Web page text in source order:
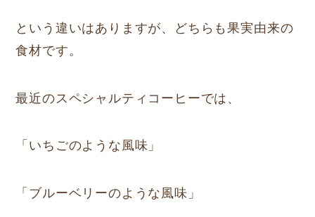
という違いはありますが、どちらも果実由来の
食材です。
最近のスペシャルティコーヒーでは、
「いちごのような風味」
「ブルーベリーのような風味」